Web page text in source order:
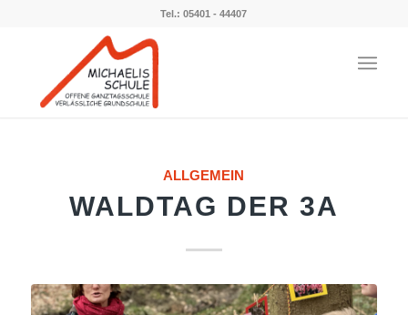
Tel.: 05401 - 44407
ALLGEMEIN
WALDTAG DER 3A